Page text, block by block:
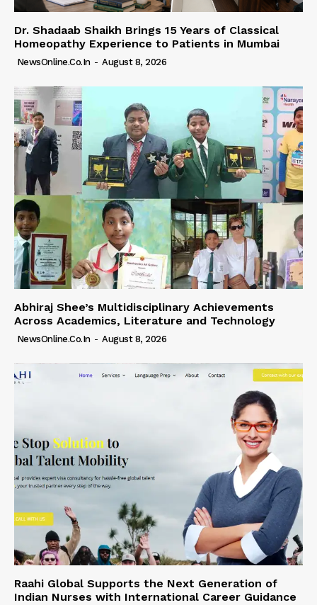
Dr. Shadaab Shaikh Brings 15 Years of Classical
Homeopathy Experience to Patients in Mumbai
NewsOnline.co.in - August 8, 2026
Abhiraj Shee’s Multidisciplinary Achievements
Across Academics, Literature and Technology
NewsOnline.co.in - August 8, 2026
Raahi Global Supports the Next Generation of
Indian Nurses with International Career Guidance